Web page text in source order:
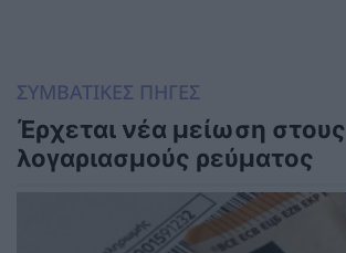
ΣΥΜΒΑΤΙΚΕΣ ΠΗΓΕΣ
Έρχεται νέα μείωση στους
λογαριασμούς ρεύματος